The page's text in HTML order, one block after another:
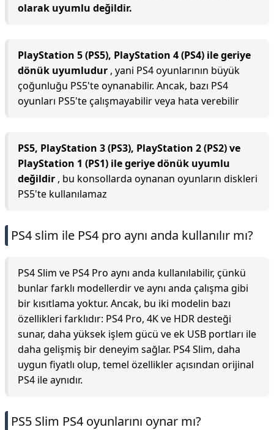
olarak uyumlu değildir.
PlayStation 5 (PS5), PlayStation 4 (PS4) ile geriye
dönük uyumludur , yani PS4 oyunlarının büyük
çoğunluğu PS5'te oynanabilir. Ancak, bazı PS4
oyunları PS5'te çalışmayabilir veya hata verebilir
PS5, PlayStation 3 (PS3), PlayStation 2 (PS2) ve
PlayStation 1 (PS1) ile geriye dönük uyumlu
değildir , bu konsollarda oynanan oyunların diskleri
PS5'te kullanılamaz
PS4 slim ile PS4 pro aynı anda kullanılır mı?
PS4 Slim ve PS4 Pro aynı anda kullanılabilir, çünkü
bunlar farklı modellerdir ve aynı anda çalışma gibi
bir kısıtlama yoktur. Ancak, bu iki modelin bazı
özellikleri farklıdır: PS4 Pro, 4K ve HDR desteği
sunar, daha yüksek işlem gücü ve ek USB portları ile
daha gelişmiş bir deneyim sağlar. PS4 Slim, daha
uygun fiyatlı olup, temel özellikler açısından orijinal
PS4 ile aynıdır.
PS5 Slim PS4 oyunlarını oynar mı?